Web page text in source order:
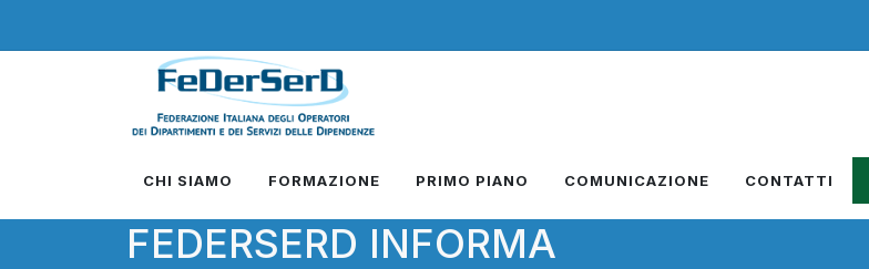
CHI SIAMO FORMAZIONE PRIMO PIANO COMUNICAZIONE CONTATTI
FEDERSERD INFORMA